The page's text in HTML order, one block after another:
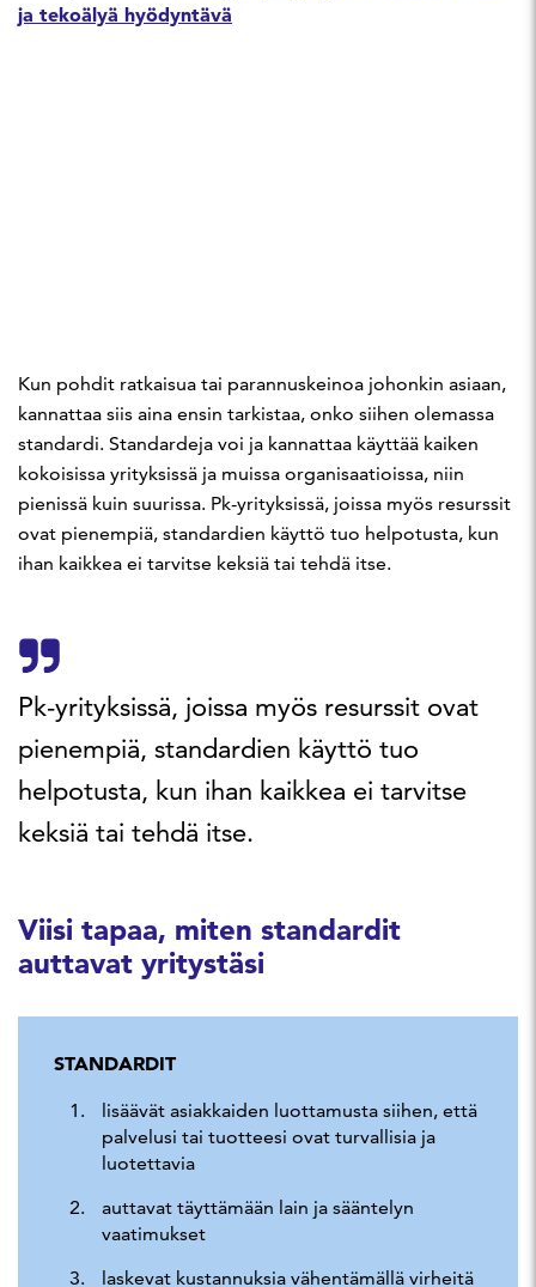
ja tekoälyä hyödyntävä
Kun pohdit ratkaisua tai parannuskeinoa johonkin asiaan,
kannattaa siis aina ensin tarkistaa, onko siihen olemassa
standardi. Standardeja voi ja kannattaa käyttää kaiken
kokoisissa yrityksissä ja muissa organisaatioissa, niin
pienissä kuin suurissa. Pk-yrityksissä, joissa myös resurssit
ovat pienempiä, standardien käyttö tuo helpotusta, kun
ihan kaikkea ei tarvitse keksiä tai tehdä itse.
Pk-yrityksissä, joissa myös resurssit ovat
pienempiä, standardien käyttö tuo
helpotusta, kun ihan kaikkea ei tarvitse
keksiä tai tehdä itse.
Viisi tapaa, miten standardit
auttavat yritystäsi
STANDARDIT
lisäävät asiakkaiden luottamusta siihen, että
palvelusi tai tuotteesi ovat turvallisia ja
luotettavia
auttavat täyttämään lain ja sääntelyn
vaatimukset
laskevat kustannuksia vähentämällä virheitä